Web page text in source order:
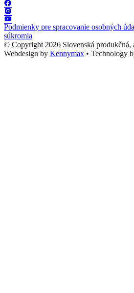
Podmienky pre spracovanie osobných
súkromia
© Copyright 2026 Slovenská produkčná,
Webdesign by Kennymax • Technology